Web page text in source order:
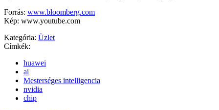
Forrás: www.bloomberg.com
Kép: www.youtube.com
Kategória: Üzlet
Címkék:
huawei
ai
Mesterséges intelligencia
nvidia
chip